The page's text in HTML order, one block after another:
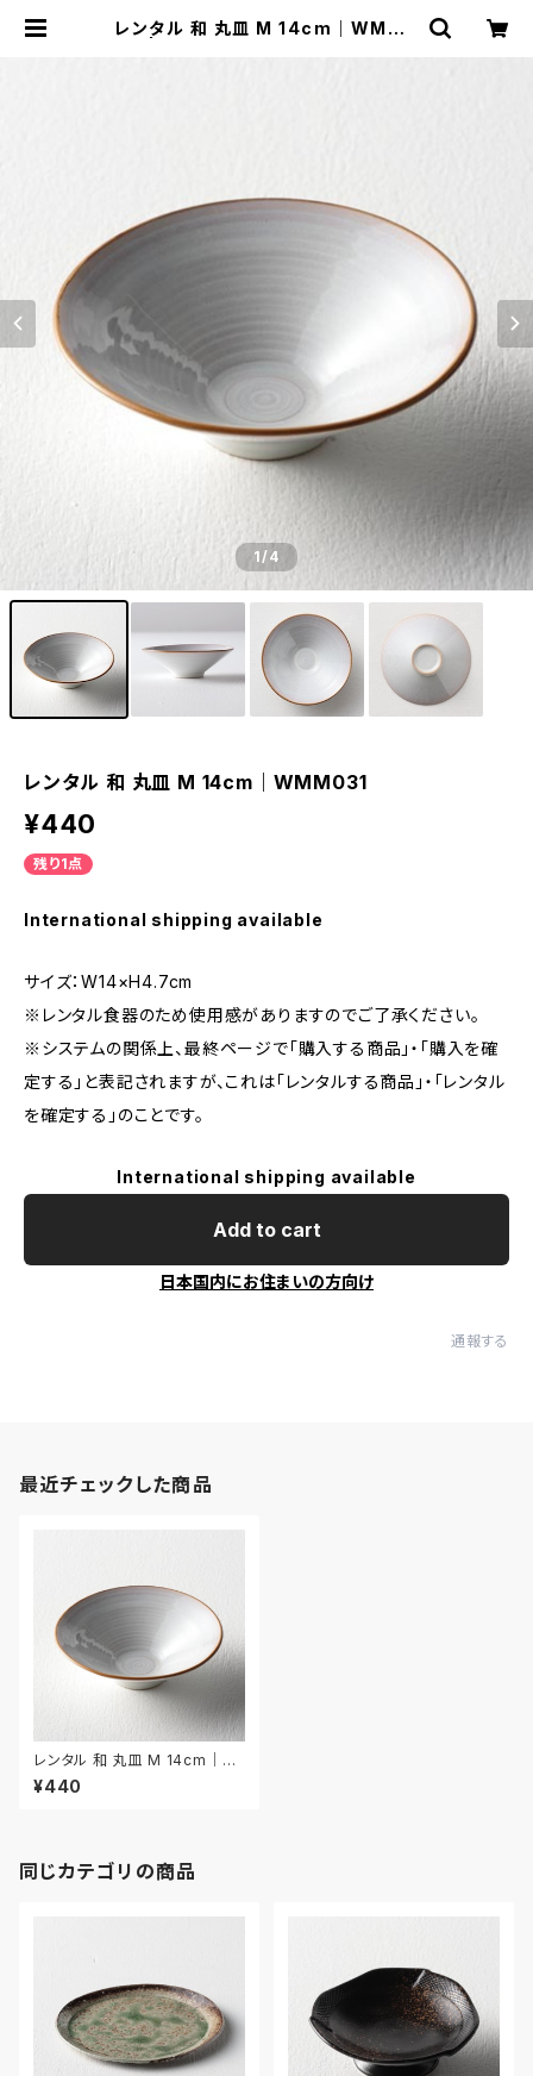
レンタル 和 丸皿 M 14cm｜WMM0
1/4
レンタル 和 丸皿 M 14cm｜WMM031
¥440
残り1点
International shipping available
サイズ：W14×H4.7cm
※レンタル食器のため使用感がありますのでご了承ください。
※システムの関係上、最終ページで「購入する商品」・「購入を確
定する」と表記されますが、これは「レンタルする商品」・「レンタル
を確定する」のことです。
International shipping available
Add to cart
日本国内にお住まいの方向け
通報する
最近チェックした商品
レンタル 和 丸皿 M 14cm｜W
MM031
¥440
同じカテゴリの商品